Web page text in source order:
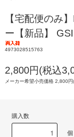
【宅配便のみ
ー【新品】
4973028515763
2,800円(税込
メーカー希望小売価格 2,800
購入数
個